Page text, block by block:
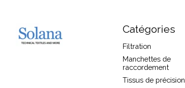
Catégories
Filtration
Manchettes de
raccordement
Tissus de précision